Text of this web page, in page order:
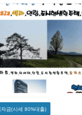
금(시세 80%대출)